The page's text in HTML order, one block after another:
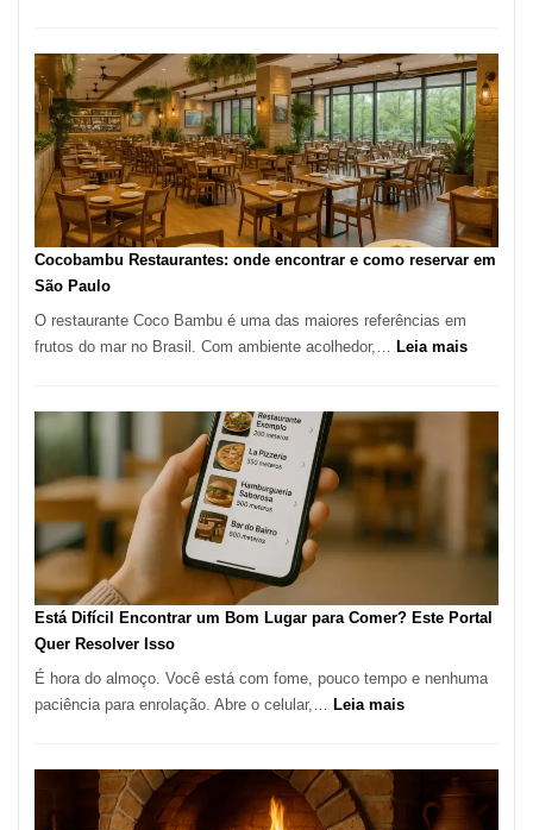
Melhores
Restaurantes
em
São
Paulo:
Um
Guia
Definitivo
para
Alta
Gastronomia
Cocobambu Restaurantes: onde encontrar e como reservar em
São Paulo
O restaurante Coco Bambu é uma das maiores referências em
frutos do mar no Brasil. Com ambiente acolhedor,…
Leia mais:
como
reservar
Paulo
Está Difícil Encontrar um Bom Lugar para Comer? Este Portal
Quer Resolver Isso
É hora do almoço. Você está com fome, pouco tempo e nenhuma
paciência para enrolação. Abre o celular,… Leia mais:
Encontrar
um